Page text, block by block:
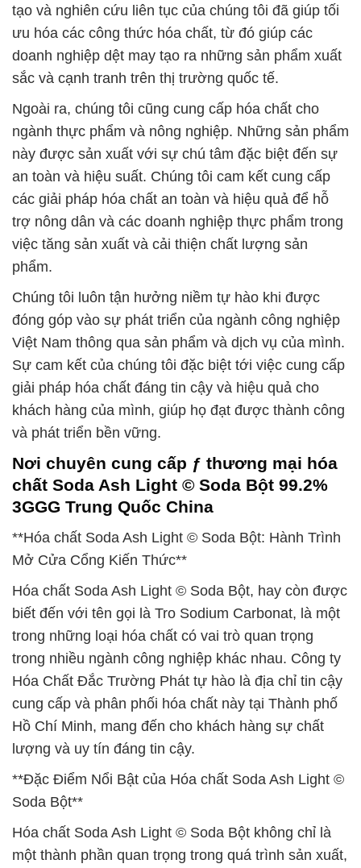
tạo và nghiên cứu liên tục của chúng tôi đã giúp tối
ưu hóa các công thức hóa chất, từ đó giúp các
doanh nghiệp dệt may tạo ra những sản phẩm xuất
sắc và cạnh tranh trên thị trường quốc tế.
Ngoài ra, chúng tôi cũng cung cấp hóa chất cho
ngành thực phẩm và nông nghiệp. Những sản phẩm
này được sản xuất với sự chú tâm đặc biệt đến sự
an toàn và hiệu suất. Chúng tôi cam kết cung cấp
các giải pháp hóa chất an toàn và hiệu quả để hỗ
trợ nông dân và các doanh nghiệp thực phẩm trong
việc tăng sản xuất và cải thiện chất lượng sản
phẩm.
Chúng tôi luôn tận hưởng niềm tự hào khi được
đóng góp vào sự phát triển của ngành công nghiệp
Việt Nam thông qua sản phẩm và dịch vụ của mình.
Sự cam kết của chúng tôi đặc biệt tới việc cung cấp
giải pháp hóa chất đáng tin cậy và hiệu quả cho
khách hàng của mình, giúp họ đạt được thành công
và phát triển bền vững.
Nơi chuyên cung cấp ƒ thương mại hóa
chất Soda Ash Light © Soda Bột 99.2%
3GGG Trung Quốc China
**Hóa chất Soda Ash Light © Soda Bột: Hành Trình
Mở Cửa Cổng Kiến Thức**
Hóa chất Soda Ash Light © Soda Bột, hay còn được
biết đến với tên gọi là Tro Sodium Carbonat, là một
trong những loại hóa chất có vai trò quan trọng
trong nhiều ngành công nghiệp khác nhau. Công ty
Hóa Chất Đắc Trường Phát tự hào là địa chỉ tin cậy
cung cấp và phân phối hóa chất này tại Thành phố
Hồ Chí Minh, mang đến cho khách hàng sự chất
lượng và uy tín đáng tin cậy.
**Đặc Điểm Nổi Bật của Hóa chất Soda Ash Light ©
Soda Bột**
Hóa chất Soda Ash Light © Soda Bột không chỉ là
một thành phần quan trọng trong quá trình sản xuất,